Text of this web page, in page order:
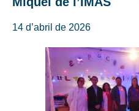
14 d’abril de 2026